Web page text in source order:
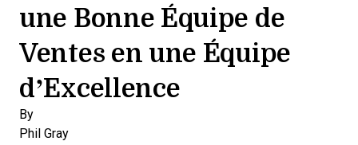
une Bonne Équipe de
Ventes en une Équipe
d’Excellence
By
Phil Gray